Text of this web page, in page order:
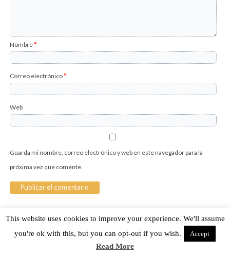
Nombre*
Correo electrónico*
Web
Guarda mi nombre, correo electrónico y web en este navegador para la
próxima vez que comente.
Sobre Cuánto Hipster | Aviso legal |Contacto
Cuánto Hipster © 2015. Todos los derechos reservados
This website uses cookies to improve your experience. We'll assume
you're ok with this, but you can opt-out if you wish.
Accept
Read More